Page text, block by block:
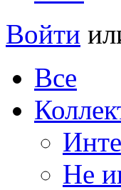
Войти
Все
Не